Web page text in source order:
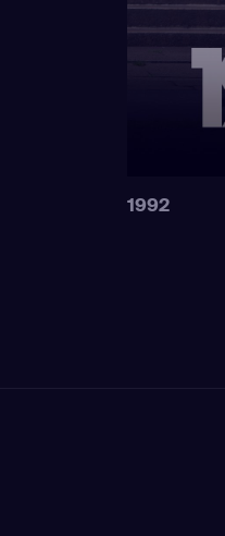
1992